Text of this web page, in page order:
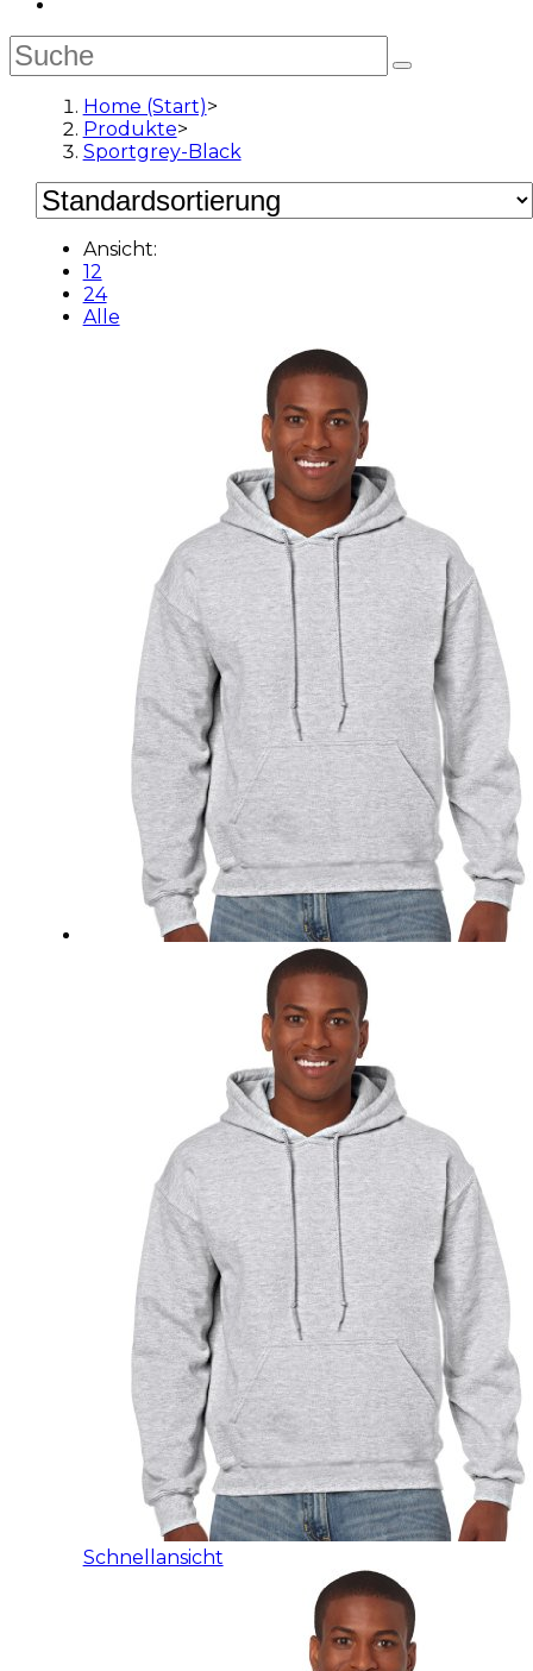
Home (Start)>
Produkte>
Sportgrey-Black
Ansicht:
12
24
Alle
Schnellansicht